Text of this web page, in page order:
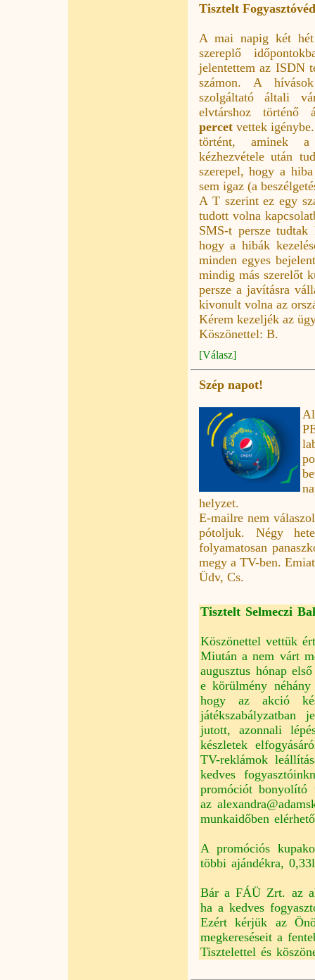
Tisztelt
A mai napig két
szereplő
jelentettem az ISDN
számon. A
szolgáltató általi
elvtárshoz történő
percetvettek
történt, aminek
kézhezvétele után
szerepel, hogy a
sem igaz (a
A T szerint ez egy
tudott volna
SMS-t persze
hogy a hibák
minden egyes
mindig más szerelőt
persze a javításra
kivonult volna az
Kérem kezeljék az
Köszönettel: B.
[válasz]
Szép napot!
helyzet.
E-mailre nem
pótoljuk. Négy
folyamatosan
megy a TV-ben.
Üdv, Cs.
Tisztelt Selmeczi
Köszönettel vettük
Miután a nem várt
augusztus hónap
e körülmény
hogy az akció
játékszabályzatban
jutott, azonnali
készletek
TV-reklámok
kedves
promóciót bonyolító
az
munkaidőben
A promóciós
többi ajándékra,
Bár a FÁÜ Zrt. az
ha a kedves
Ezért kérjük az
megkereséseit a
Tisztelettel és